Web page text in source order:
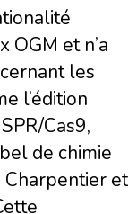
et n’a
les
l’édition
Cas9,
de chimie
et